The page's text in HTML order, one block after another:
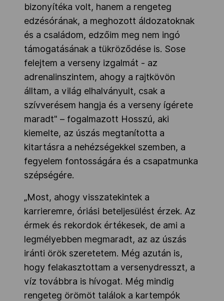
bizonyítéka volt, hanem a rengeteg
edzésórának, a meghozott áldozatoknak
és a családom, edzőim meg nem ingó
támogatásának a tükröződése is. Sose
felejtem a verseny izgalmát - az
adrenalinszintem, ahogy a rajtkövön
álltam, a világ elhalványult, csak a
szívverésem hangja és a verseny ígérete
maradt" – fogalmazott Hosszú, aki
kiemelte, az úszás megtanította a
kitartásra a nehézségekkel szemben, a
fegyelem fontosságára és a csapatmunka
szépségére.
„Most, ahogy visszatekintek a
karrieremre, óriási beteljesülést érzek. Az
érmek és rekordok értékesek, de ami a
legmélyebben megmaradt, az az úszás
iránti örök szeretetem. Még azután is,
hogy felakasztottam a versenydresszt, a
víz továbbra is hívogat. Még mindig
rengeteg örömöt találok a kartempók